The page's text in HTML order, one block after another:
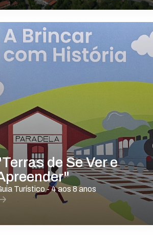
de Se Ver e
Turístico - 4 aos 8 anos